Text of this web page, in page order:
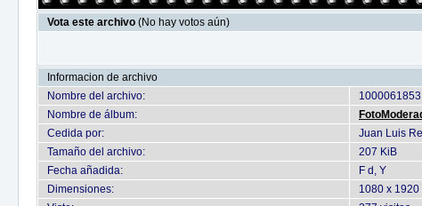
Vota este archivo (No hay votos aún)
Informacion de archivo
Nombre del archivo:
Nombre de álbum:
Cedida por:
Juan Luis
Tamaño del archivo:
207 KiB
Fecha añadida:
F d, Y
Dimensiones:
1080 x